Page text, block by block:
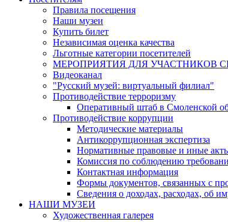
Правила посещения
Наши музеи
Купить билет
Независимая оценка качества
Льготные категории посетителей
МЕРОПРИЯТИЯ ДЛЯ УЧАСТНИКОВ
Видеоканал
"Русский музей: виртуальный филиал"
Противодействие терроризму
Оперативный штаб в Смоленской
Противодействие коррупции
Методические материалы
Антикоррупционная экспертиза
Нормативные правовые и иные
Комиссия по соблюдению
Контактная информация
Формы документов, связанных с
Сведения о доходах, расходах, об
НАШИ МУЗЕИ
Художественная галерея